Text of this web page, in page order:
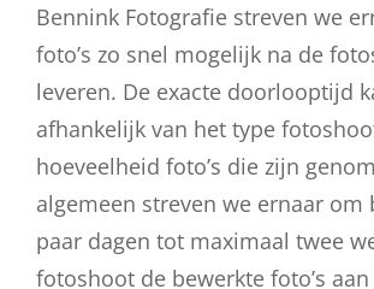
Bennink Fotografie streven we
foto’s zo snel mogelijk na de
leveren. De exacte doorlooptijd
afhankelijk van het type
hoeveelheid foto’s die zijn
algemeen streven we ernaar om
paar dagen tot maximaal twee
fotoshoot de bewerkte foto’s